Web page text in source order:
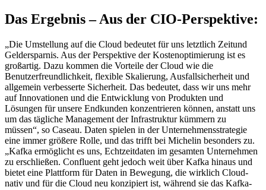
Das Ergebnis – Aus der CIO-Perspektive:
„Die Umstellung auf die Cloud bedeutet für uns letztlich Zeitund
Geldersparnis. Aus der Perspektive der Kostenoptimierung ist es
großartig. Dazu kommen die Vorteile der Cloud wie die
Benutzerfreundlichkeit, flexible Skalierung, Ausfallsicherheit und
allgemein verbesserte Sicherheit. Das bedeutet, dass wir uns mehr
auf Innovationen und die Entwicklung von Produkten und
Lösungen für unsere Endkunden konzentrieren können, anstatt uns
um das tägliche Management der Infrastruktur kümmern zu
müssen“, so Caseau. Daten spielen in der Unternehmensstrategie
eine immer größere Rolle, und das trifft bei Michelin besonders zu.
„Kafka ermöglicht es uns, Echtzeitdaten im gesamten Unternehmen
zu erschließen. Confluent geht jedoch weit über Kafka hinaus und
bietet eine Plattform für Daten in Bewegung, die wirklich Cloud-
nativ und für die Cloud neu konzipiert ist, während sie das Kafka-